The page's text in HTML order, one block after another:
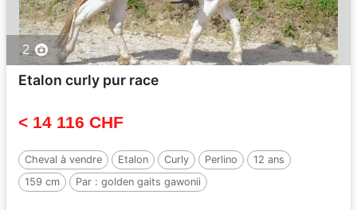
2
Etalon curly pur race
< 14 116 CHF
Cheval à vendre Etalon Curly Perlino
12 ans
159 cm
Par : golden gaits gawonii